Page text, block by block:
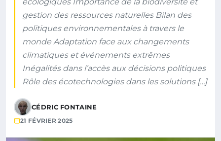
gestion des ressources naturelles Bilan des
politiques environnementales à travers le
monde Adaptation face aux changements
climatiques et événements extrêmes
Inégalités dans l’accès aux décisions politiques
Rôle des écotechnologies dans les solutions […]
CÉDRIC FONTAINE
21 FÉVRIER 2025